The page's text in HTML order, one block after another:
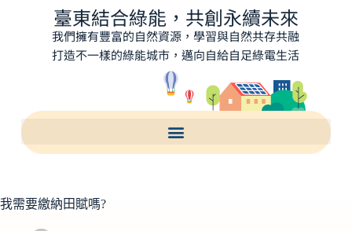
臺東結合綠能，共創永續未來
我們擁有豐富的自然資源，學習與自然共存共融
打造不一樣的綠能城市，邁向自給自足綠電生活
我需要繳納田賦嗎?